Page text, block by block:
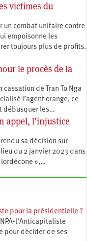
victimes du
un combat unitaire contre
empoisonne les
toujours plus de profits.
le procès de la
de Tran To Nga
l’agent orange, ce
débusquer les…
appel, l’injustice
sa décision sur
du 2 janvier 2023 dans
»,…
pour la présidentielle ?
l’Anticapitaliste
pour décider de ses